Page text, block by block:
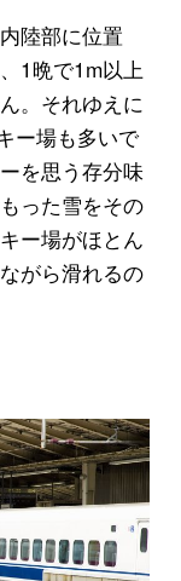
陸部に位置
1晩で1m以上
。それゆえに
ー場も多いで
を思う存分味
った雪をその
ー場がほとん
がら滑れるの